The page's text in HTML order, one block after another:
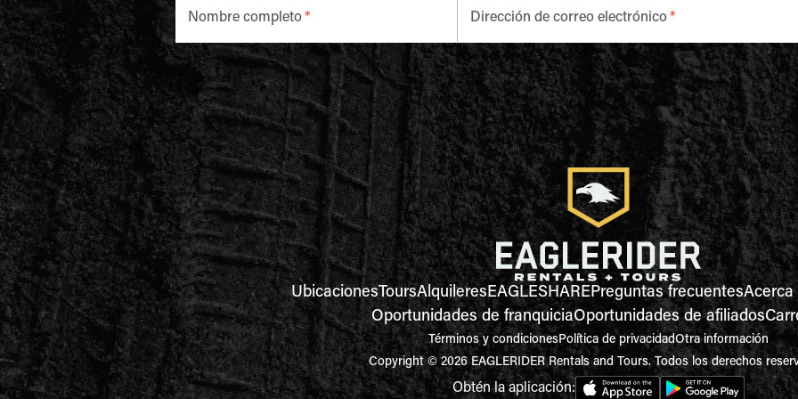
Nombre completo * Dirección de correo electrónico *
UbicacionesToursAlquileresEAGLESHAREPreguntas frecuentesAcerca
Oportunidades de franquiciaOportunidades de afiliados
Términos y condicionesPolítica de privacidadOtra información
Copyright © 2026 EAGLERIDER Rentals and Tours. Todos los derechos
Obtén la aplicación: